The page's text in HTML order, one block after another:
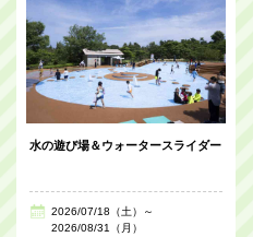
水の遊び場＆ウォータースライダー
2026/07/18（土）～
2026/08/31（月）